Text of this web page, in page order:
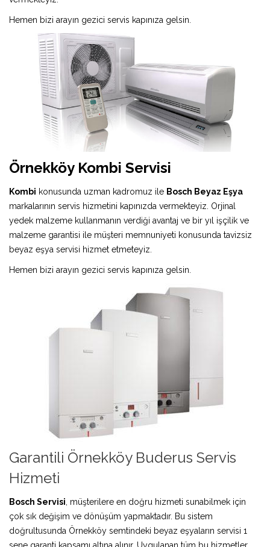
Hemen bizi arayın gezici servis kapınıza gelsin.
Örnekköy Kombi Servisi
Kombi konusunda uzman kadromuz ile Bosch Beyaz Eşya
markalarının servis hizmetini kapınızda vermekteyiz. Orjinal
yedek malzeme kullanmanın verdiği avantaj ve bir yıl işçilik ve
malzeme garantisi ile müşteri memnuniyeti konusunda tavizsiz
beyaz eşya servisi hizmet etmeteyiz.
Hemen bizi arayın gezici servis kapınıza gelsin.
Garantili Örnekköy Buderus Servis
Hizmeti
Bosch Servisi , müşterilere en doğru hizmeti sunabilmek için
çok sık değişim ve dönüşüm yapmaktadır. Bu sistem
doğrultusunda Örnekköy semtindeki beyaz eşyaların servisi 1
sene garanti kapsamı altına alınır. Uygulanan tüm bu hizmetler